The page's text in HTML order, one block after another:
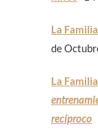
La
de
La
recíproco